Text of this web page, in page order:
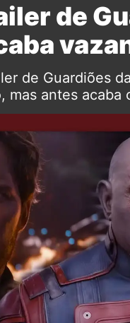
de
de Guardiões
mas antes